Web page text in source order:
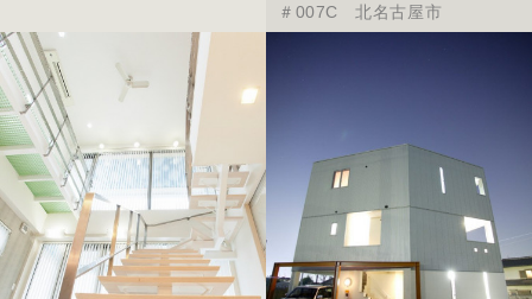
＃007C 北名古屋市